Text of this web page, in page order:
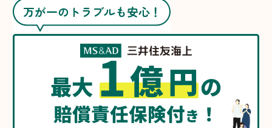
万が一のトラブルも安心！
最大1億円の
賠償責任保険付き ！